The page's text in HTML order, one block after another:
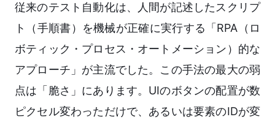
従来のテスト自動化は、人間が記述したスクリプ
ト（手順書）を機械が正確に実行する「RPA（ロ
ボティック・プロセス・オートメーション）的な
アプローチ」が主流でした。この手法の最大の弱
点は「脆さ」にあります。UIのボタンの配置が数
ピクセル変わっただけで、あるいは要素のIDが変